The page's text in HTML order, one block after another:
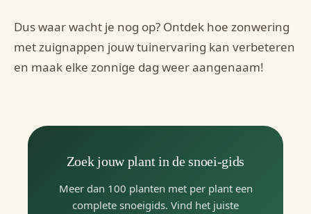
Dus waar wacht je nog op? Ontdek hoe zonwering
met zuignappen jouw tuinervaring kan verbeteren
en maak elke zonnige dag weer aangenaam!
Zoek jouw plant in de snoei-gids
Meer dan 100 planten met per plant een
complete snoeigids. Vind het juiste